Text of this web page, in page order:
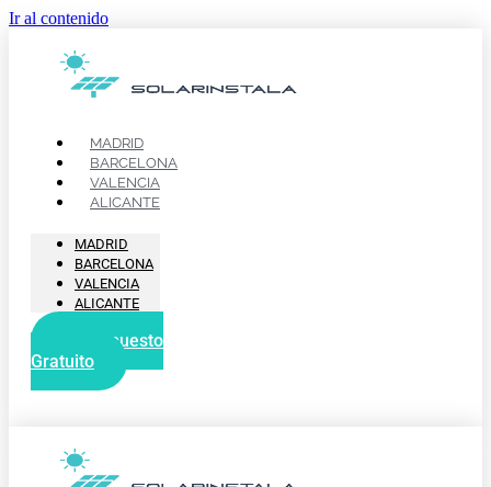
Ir al contenido
MADRID
BARCELONA
VALENCIA
ALICANTE
MADRID
BARCELONA
VALENCIA
ALICANTE
Presupuesto
Gratuito